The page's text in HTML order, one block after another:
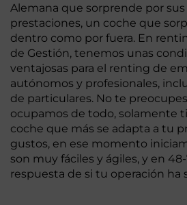
Alemana que sorprende por sus
prestaciones, un coche que
dentro como por fuera. En
de Gestión, tenemos unas
ventajosas para el renting de
autónomos y profesionales,
de particulares. No te
ocupamos de todo, solamente
coche que más se adapta a tu
gustos, en ese momento
son muy fáciles y ágiles, y en
respuesta de si tu operación ha